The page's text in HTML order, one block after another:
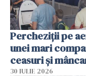
Percheziții pe
unei mari
ceasuri și
30 IULIE 2026